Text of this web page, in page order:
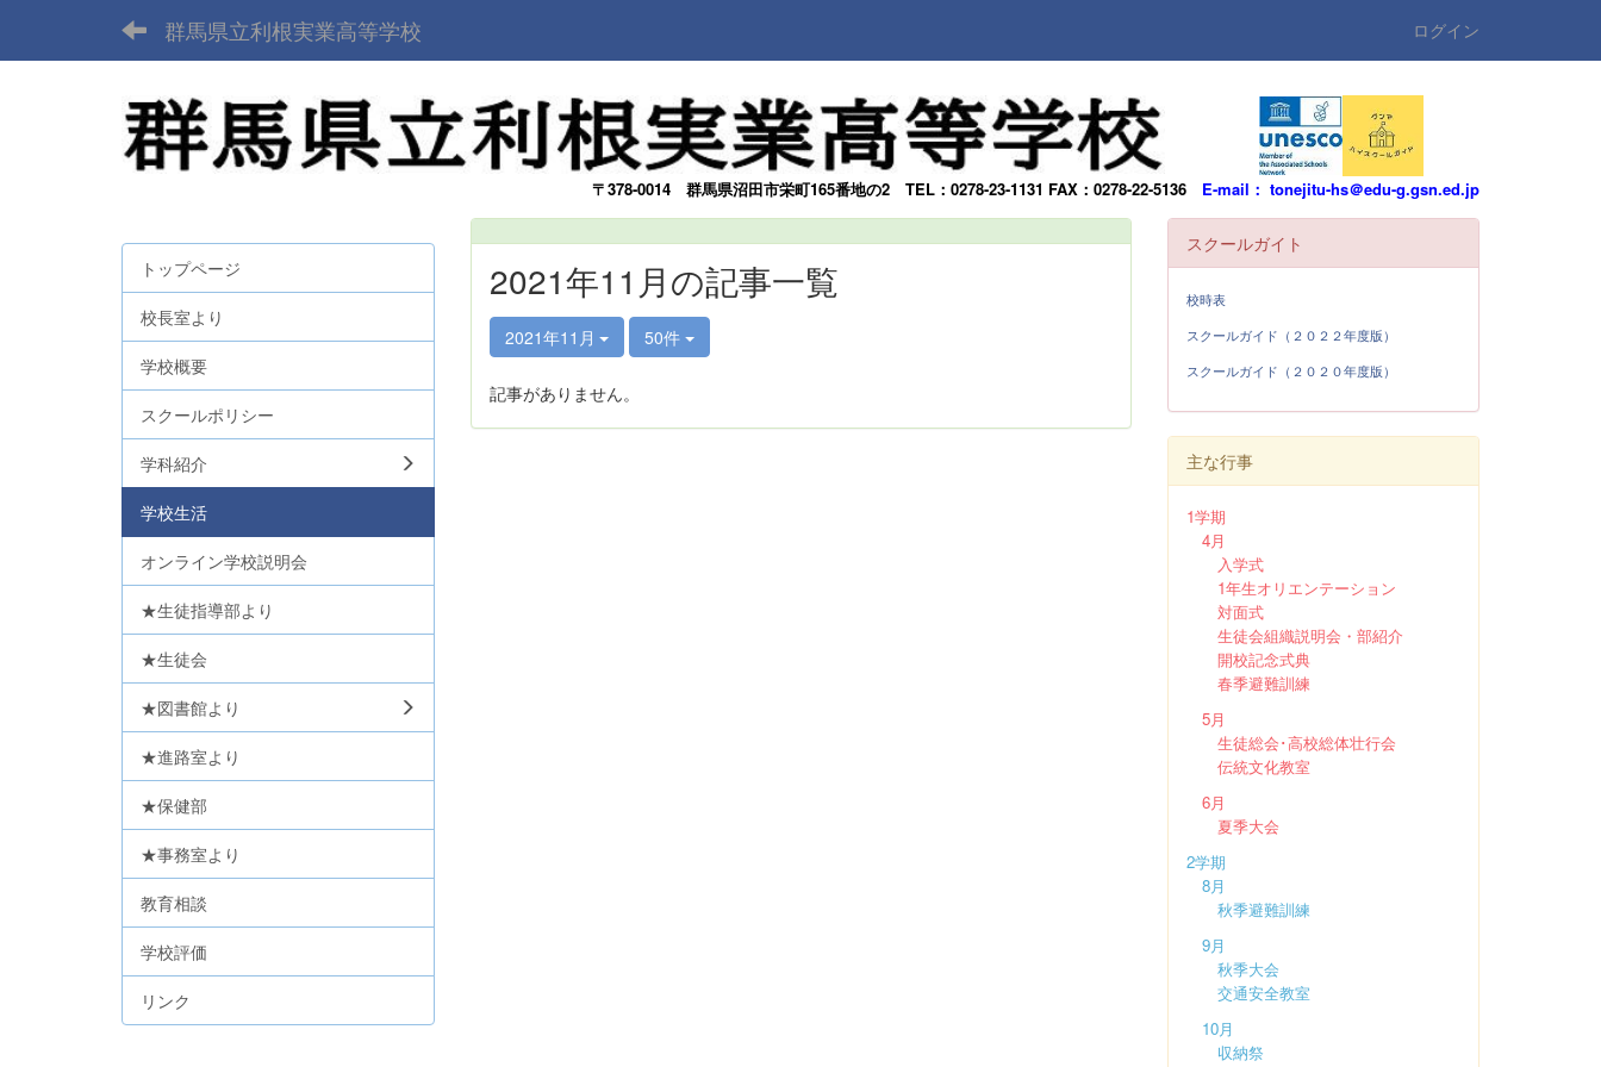
群馬県立利根実業高等学校 ログイン
〒378-0014 群馬県沼田市栄町165番地の2 TEL：0278-23-1131 FAX：0278-22-5136 E-mail： tonejitu-hs＠edu-g.gsn.ed.jp
2021年11月の記事一覧
2021年11月 50件
記事がありません。
トップページ
校長室より
学校概要
スクールポリシー
学科紹介
学校生活
オンライン学校説明会
★生徒指導部より
★生徒会
★図書館より
★進路室より
★保健部
★事務室より
教育相談
学校評価
リンク
スクールガイト
校時表
スクールガイド（２０２２年度版）
スクールガイド（２０２０年度版）
主な行事
1学期
4月
入学式
1年生オリエンテーション
対面式
生徒会組織説明会・部紹介
開校記念式典
春季避難訓練
5月
生徒総会･高校総体壮行会
伝統文化教室
6月
夏季大会
2学期
8月
秋季避難訓練
9月
秋季大会
交通安全教室
10月
収納祭